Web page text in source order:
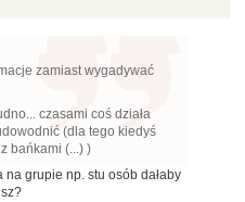
zamiast wygadywać
czasami coś działa
(dla tego kiedyś
bańkami (...) )
grupie np. stu osób dałaby